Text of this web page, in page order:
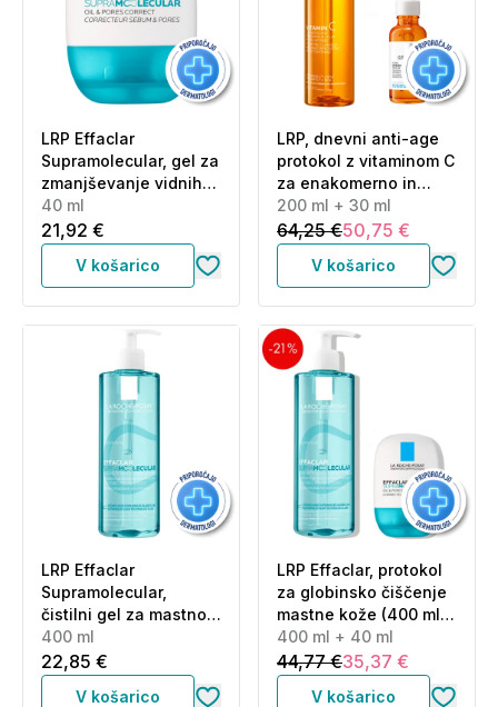
LRP Effaclar
Supramolecular, gel za
zmanjševanje vidnih
por in presežnega
sebuma (40 ml)
40 ml
21,92 €
V košarico
LRP, dnevni anti-age
protokol z vitaminom C
za enakomerno in
sijočo kožo (200 ml +
30 ml)
200 ml + 30 ml
64,25 €50,75 €
V košarico
LRP Effaclar
Supramolecular,
čistilni gel za mastno
kožo (400 ml)
400 ml
22,85 €
V košarico
LRP Effaclar, protokol
za globinsko čiščenje
mastne kože (400 ml +
40 ml)
400 ml + 40 ml
44,77 €35,37 €
V košarico